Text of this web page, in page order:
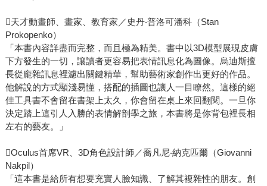
天才動畫師、畫家、教育家／史丹‧普洛可潘科（Stan
Prokopenko）
「本書內容詳盡而完整，而且極為精美。書中以3D模型展現皮膚
下方發生的一切，讓讀者更容易把表情訊息化為圖像。烏迪斯擅
長從龐雜訊息裡濾出關鍵精華，幫助藝術家創作出更好的作品。
他解說的方式顯淺易懂，搭配的插圖也讓人一目瞭然。這樣的絕
佳工具書不會留在書架上太久，你會留在桌上來回翻閱。一旦你
決定踏上這引人入勝的表情解剖學之旅，本書將是你背包裡長相
左右的藝友。」
Oculus首席VR、3D角色設計師／喬凡尼‧納克匹爾（Giovanni
Nakpil）
「這本書是給所有想要充實人臉知識、了解其複雜性的朋友。創